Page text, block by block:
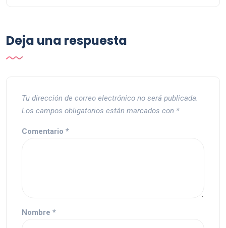
Deja una respuesta
Tu dirección de correo electrónico no será publicada.
Los campos obligatorios están marcados con *
Comentario *
Nombre *